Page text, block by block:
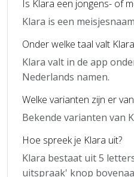
Is Klara een jongens- of
Klara is een
Onder welke taal valt
Klara valt in de app
Nederlands namen.
Welke varianten zijn er
Bekende varianten van
Hoe spreek je Klara uit?
Klara bestaat uit 5
uitspraak' knop